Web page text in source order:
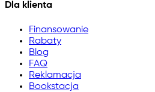
Dla klienta
Finansowanie
Rabaty
Blog
FAQ
Reklamacja
Bookstacja